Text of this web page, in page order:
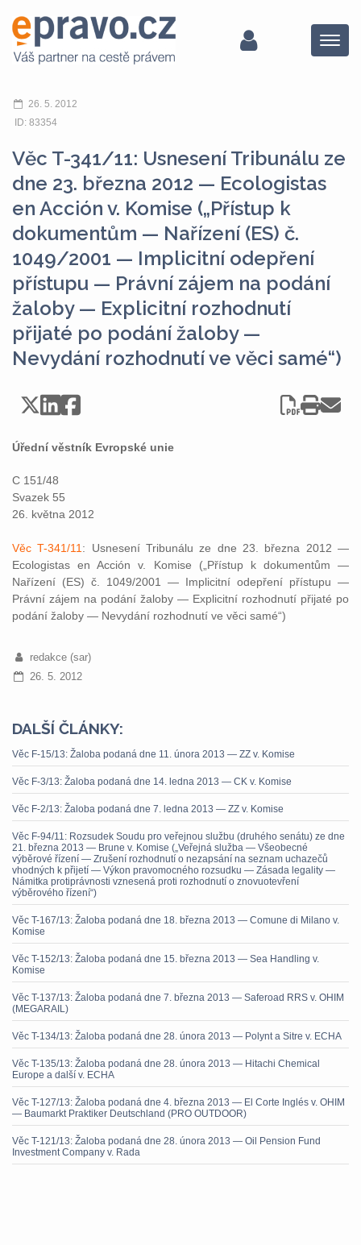
Menu
26. 5. 2012
ID: 83354
Věc T-341/11: Usnesení Tribunálu ze
dne 23. března 2012 — Ecologistas
en Acción v. Komise („Přístup k
dokumentům — Nařízení (ES) č.
1049/2001 — Implicitní odepření
přístupu — Právní zájem na podání
žaloby — Explicitní rozhodnutí
přijaté po podání žaloby —
Nevydání rozhodnutí ve věci samé“)
Úřední věstník Evropské unie
C 151/48
Svazek 55
26. května 2012
Věc T-341/11 : Usnesení Tribunálu ze dne 23. března 2012 —
Ecologistas en Acción v. Komise („Přístup k dokumentům —
Nařízení (ES) č. 1049/2001 — Implicitní odepření přístupu —
Právní zájem na podání žaloby — Explicitní rozhodnutí přijaté po
podání žaloby — Nevydání rozhodnutí ve věci samé“)
redakce (sar)
26. 5. 2012
DALŠÍ ČLÁNKY:
Věc F-15/13: Žaloba podaná dne 11. února 2013 — ZZ v. Komise
Věc F-3/13: Žaloba podaná dne 14. ledna 2013 — CK v. Komise
Věc F-2/13: Žaloba podaná dne 7. ledna 2013 — ZZ v. Komise
Věc F-94/11: Rozsudek Soudu pro veřejnou službu (druhého senátu) ze dne
21. března 2013 — Brune v. Komise („Veřejná služba — Všeobecné
výběrové řízení — Zrušení rozhodnutí o nezapsání na seznam uchazečů
vhodných k přijetí — Výkon pravomocného rozsudku — Zásada legality —
Námitka protiprávnosti vznesená proti rozhodnutí o znovuotevření
výběrového řízení“)
Věc T-167/13: Žaloba podaná dne 18. března 2013 — Comune di Milano v.
Komise
Věc T-152/13: Žaloba podaná dne 15. března 2013 — Sea Handling v.
Komise
Věc T-137/13: Žaloba podaná dne 7. března 2013 — Saferoad RRS v. OHIM
(MEGARAIL)
Věc T-134/13: Žaloba podaná dne 28. února 2013 — Polynt a Sitre v. ECHA
Věc T-135/13: Žaloba podaná dne 28. února 2013 — Hitachi Chemical
Europe a další v. ECHA
Věc T-127/13: Žaloba podaná dne 4. března 2013 — El Corte Inglés v. OHIM
— Baumarkt Praktiker Deutschland (PRO OUTDOOR)
Věc T-121/13: Žaloba podaná dne 28. února 2013 — Oil Pension Fund
Investment Company v. Rada